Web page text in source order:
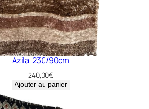
Azilal 230/90cm
240,00€
Ajouter au panier